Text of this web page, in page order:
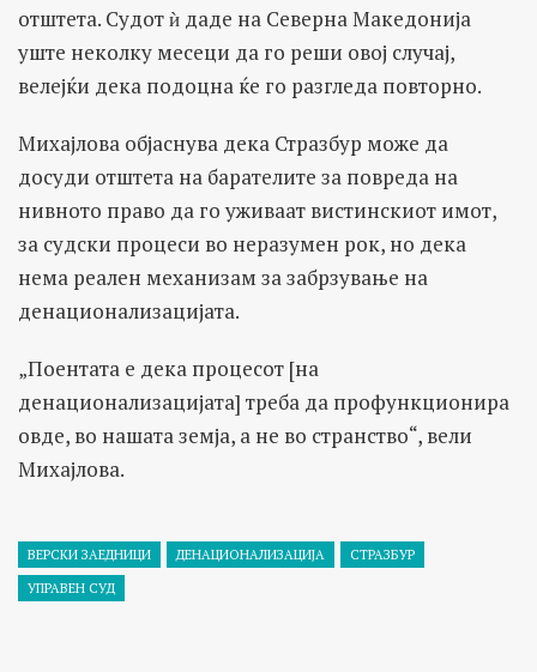
отштета. Судот ѝ даде на Северна Македонија
уште неколку месеци да го реши овој случај,
велејќи дека подоцна ќе го разгледа повторно.
Михајлова објаснува дека Стразбур може да
досуди отштета на барателите за повреда на
нивното право да го уживаат вистинскиот имот,
за судски процеси во неразумен рок, но дека
нема реален механизам за забрзување на
денационализацијата.
„Поентата е дека процесот [на
денационализацијата] треба да профункционира
овде, во нашата земја, а не во странство“, вели
Михајлова.
ВЕРСКИ ЗАЕДНИЦИ ДЕНАЦИОНАЛИЗАЦИЈА
СТРАЗБУР
УПРАВЕН СУД